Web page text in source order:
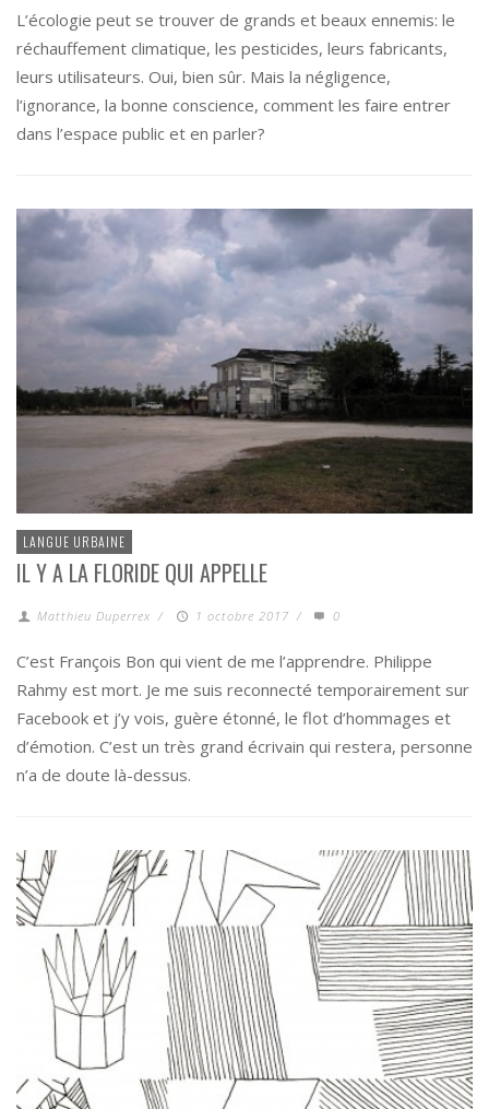
L’écologie peut se trouver de grands et beaux ennemis: le
réchauffement climatique, les pesticides, leurs fabricants,
leurs utilisateurs. Oui, bien sûr. Mais la négligence,
l’ignorance, la bonne conscience, comment les faire entrer
dans l’espace public et en parler?
LANGUE URBAINE
IL Y A LA FLORIDE QUI APPELLE
Matthieu Duperrex / 1 octobre 2017 / 0
C’est François Bon qui vient de me l’apprendre. Philippe
Rahmy est mort. Je me suis reconnecté temporairement sur
Facebook et j’y vois, guère étonné, le flot d’hommages et
d’émotion. C’est un très grand écrivain qui restera, personne
n’a de doute là-dessus.